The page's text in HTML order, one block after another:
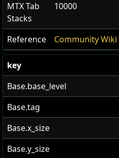
MTX Tab
Stacks
10000
Reference Community Wiki
key
Base.base_level
Base.tag
Base.x_size
Base.y_size